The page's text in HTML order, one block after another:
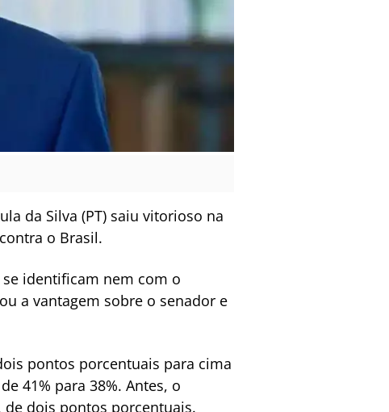
da Silva (PT) saiu vitorioso na
o Brasil.
identificam nem com o
a vantagem sobre o senador e
pontos porcentuais para cima
41% para 38%. Antes, o
dois pontos porcentuais.